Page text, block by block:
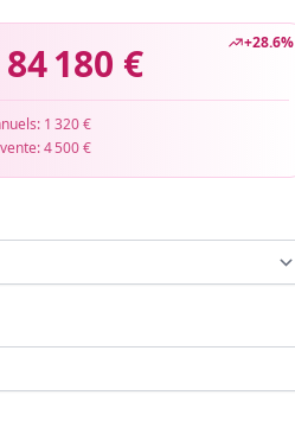
+28.6%
84 180 €
1 320 €
4 500 €